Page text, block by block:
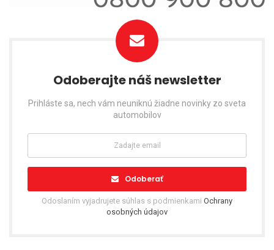
Odoberajte náš newsletter
Prihláste sa, nech vám neuniknú žiadne novinky zo sveta
automobilov
Odoberať
Odoslaním vyjadrujete súhlas s podmienkami Ochrany
osobných údajov